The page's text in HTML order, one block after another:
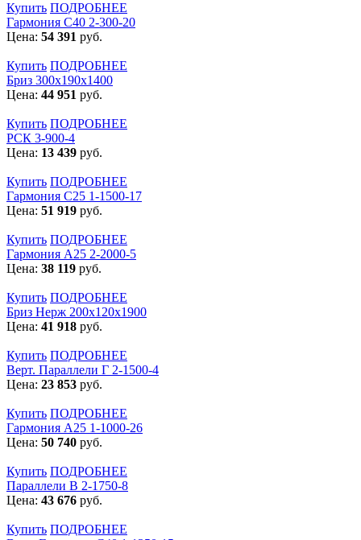
Купить ПОДРОБНЕЕ
Гармония С40 2-300-20
Цена: 54 391 руб.
Купить ПОДРОБНЕЕ
Бриз 300х190х1400
Цена: 44 951 руб.
Купить ПОДРОБНЕЕ
РСК 3-900-4
Цена: 13 439 руб.
Купить ПОДРОБНЕЕ
Гармония С25 1-1500-17
Цена: 51 919 руб.
Купить ПОДРОБНЕЕ
Гармония А25 2-2000-5
Цена: 38 119 руб.
Купить ПОДРОБНЕЕ
Бриз Нерж 200х120х1900
Цена: 41 918 руб.
Купить ПОДРОБНЕЕ
Верт. Параллели Г 2-1500-4
Цена: 23 853 руб.
Купить ПОДРОБНЕЕ
Гармония А25 1-1000-26
Цена: 50 740 руб.
Купить ПОДРОБНЕЕ
Параллели В 2-1750-8
Цена: 43 676 руб.
Купить ПОДРОБНЕЕ